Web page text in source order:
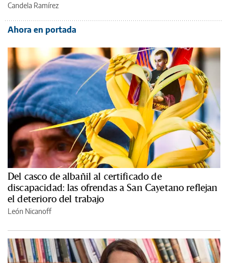
Candela Ramírez
Ahora en portada
Del casco de albañil al certificado de
discapacidad: las ofrendas a San Cayetano reflejan
el deterioro del trabajo
León Nicanoff